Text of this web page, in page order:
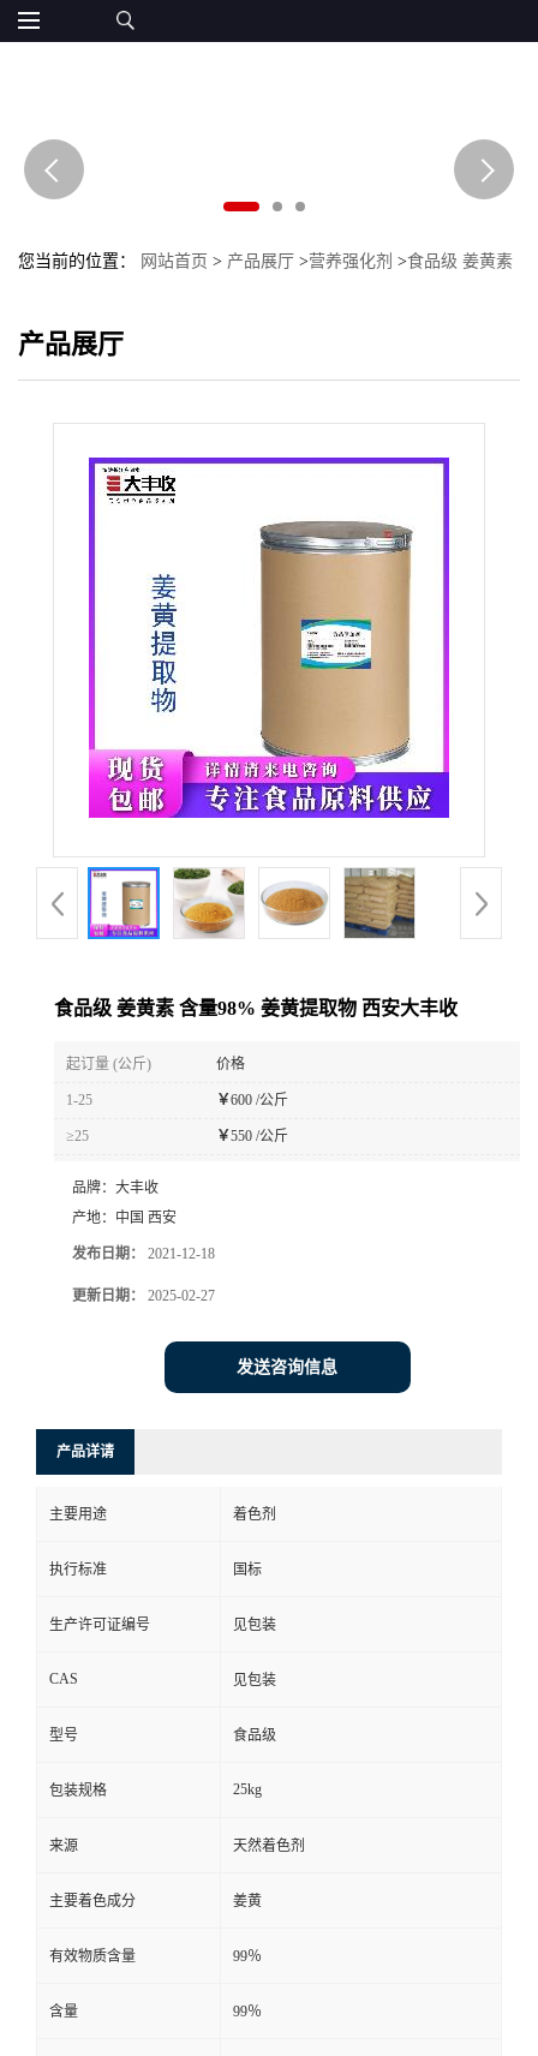
您当前的位置： 网站首页 > 产品展厅 >营养强化剂 >食品级 姜黄素
产品展厅
食品级 姜黄素 含量98% 姜黄提取物 西安大丰收
起订量 (公斤) 价格
1-25 ￥600 /公斤
≥25 ￥550 /公斤
品牌： 大丰收
产地： 中国 西安
发布日期： 2021-12-18
更新日期： 2025-02-27
发送咨询信息
产品详请
主要用途 着色剂
执行标准 国标
生产许可证编号 见包装
CAS 见包装
型号 食品级
包装规格 25kg
来源 天然着色剂
主要着色成分 姜黄
有效物质含量 99％
含量 99％